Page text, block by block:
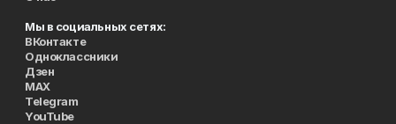
Мы в социальных сетях:
ВКонтакте
Одноклассники
Дзен
MAX
Telegram
YouTube